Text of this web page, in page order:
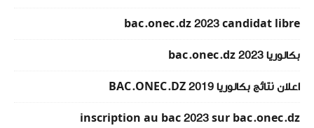
bac.onec.dz 2023 candidat libre
بكالوريا 2023 bac.onec.dz
اعلان نتائج بكالوريا 2019 BAC.ONEC.DZ
inscription au bac 2023 sur bac.onec.dz